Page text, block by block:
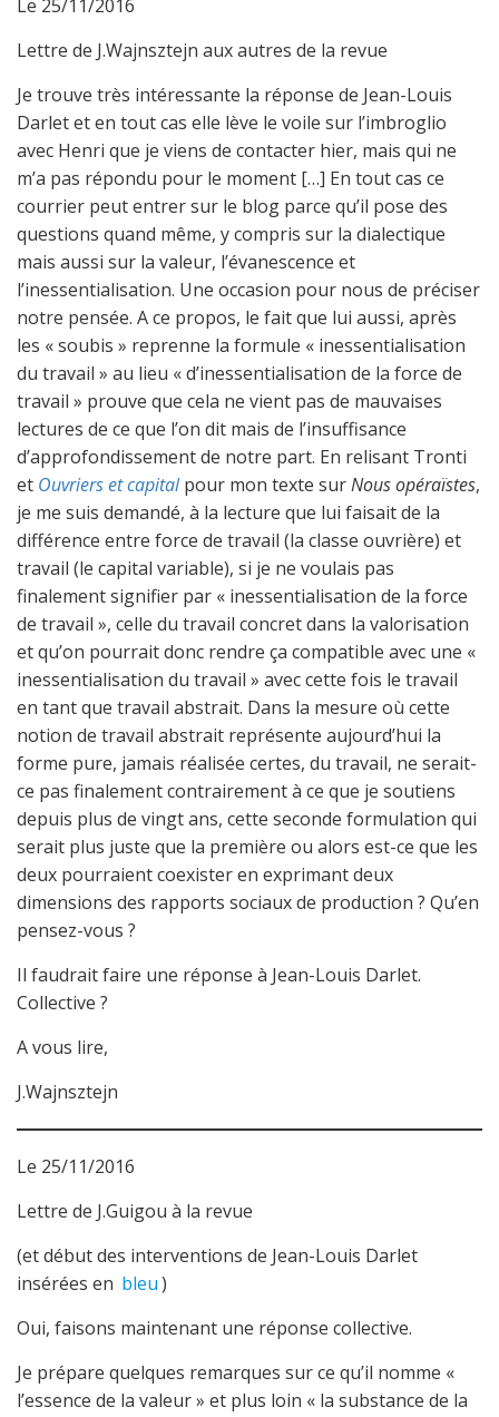
Le 25/11/2016
Lettre de J.Wajnsztejn aux autres de la revue
Je trouve très intéressante la réponse de Jean-Louis
Darlet et en tout cas elle lève le voile sur l’imbroglio
avec Henri que je viens de contacter hier, mais qui ne
m’a pas répondu pour le moment […] En tout cas ce
courrier peut entrer sur le blog parce qu’il pose des
questions quand même, y compris sur la dialectique
mais aussi sur la valeur, l’évanescence et
l’inessentialisation. Une occasion pour nous de préciser
notre pensée. A ce propos, le fait que lui aussi, après
les « soubis » reprenne la formule « inessentialisation
du travail » au lieu « d’inessentialisation de la force de
travail » prouve que cela ne vient pas de mauvaises
lectures de ce que l’on dit mais de l’insuffisance
d’approfondissement de notre part. En relisant Tronti
et Ouvriers et capitalpour mon texte surNous opéraïstes,
je me suis demandé, à la lecture que lui faisait de la
différence entre force de travail (la classe ouvrière) et
travail (le capital variable), si je ne voulais pas
finalement signifier par « inessentialisation de la force
de travail », celle du travail concret dans la valorisation
et qu’on pourrait donc rendre ça compatible avec une «
inessentialisation du travail » avec cette fois le travail
en tant que travail abstrait. Dans la mesure où cette
notion de travail abstrait représente aujourd’hui la
forme pure, jamais réalisée certes, du travail, ne serait-
ce pas finalement contrairement à ce que je soutiens
depuis plus de vingt ans, cette seconde formulation qui
serait plus juste que la première ou alors est-ce que les
deux pourraient coexister en exprimant deux
dimensions des rapports sociaux de production ? Qu’en
pensez-vous ?
Il faudrait faire une réponse à Jean-Louis Darlet.
Collective ?
A vous lire,
J.Wajnsztejn
Le 25/11/2016
Lettre de J.Guigou à la revue
(et début des interventions de Jean-Louis Darlet
insérées en bleu)
Oui, faisons maintenant une réponse collective.
Je prépare quelques remarques sur ce qu’il nomme «
l’essence de la valeur » et plus loin « la substance de la